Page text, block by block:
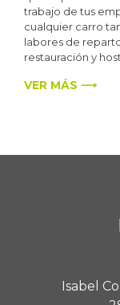
trabajo de tus
cualquier carro
labores de
restauración y
VER MÁS ⟶
Isabel